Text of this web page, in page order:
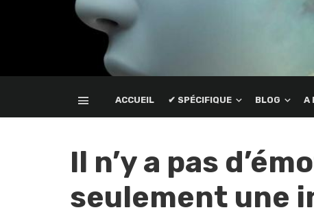
ACCUEIL ✔ SPÉCIFIQUE BLOG A
Il n’y a pas
seulement une